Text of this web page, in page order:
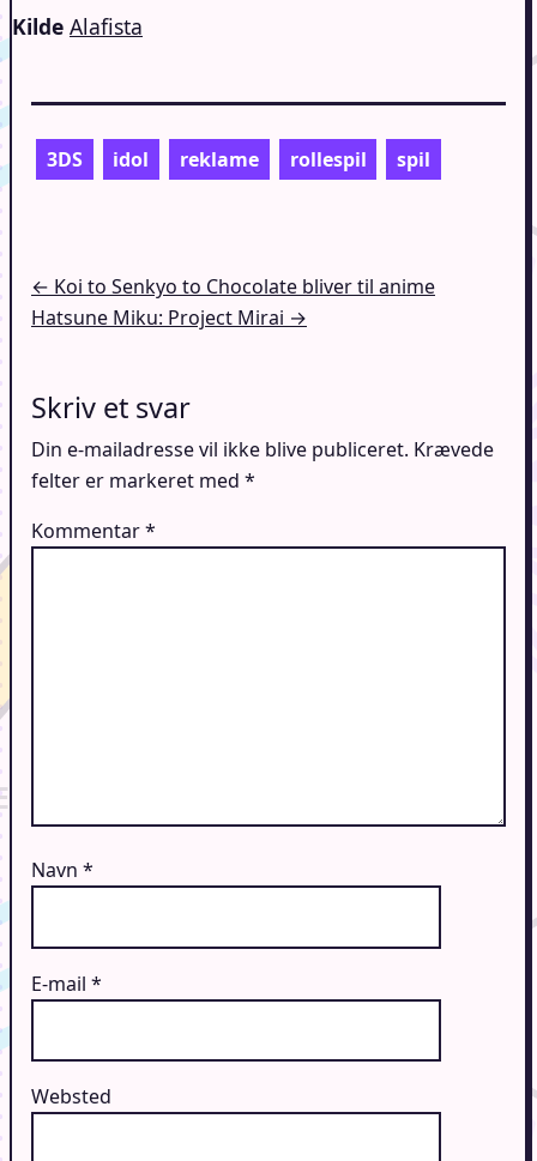
Kilde Alafista
3DS idol reklame rollespil spil
Indlægsnavigation
← Koi to Senkyo to Chocolate bliver til anime
Hatsune Miku: Project Mirai →
Skriv et svar
Din e-mailadresse vil ikke blive publiceret. Krævede
felter er markeret med *
Kommentar*
Navn *
E-mail *
Websted